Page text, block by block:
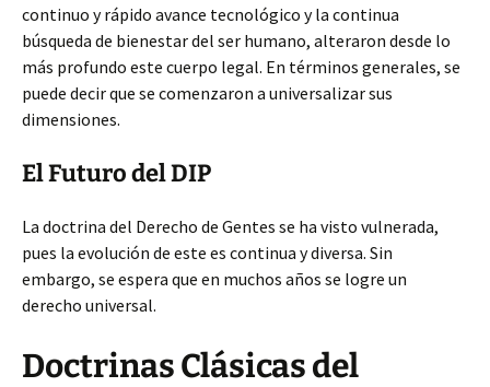
continuo y rápido avance tecnológico y la continua
búsqueda de bienestar del ser humano, alteraron desde lo
más profundo este cuerpo legal. En términos generales, se
puede decir que se comenzaron a universalizar sus
dimensiones.
El Futuro del DIP
La doctrina del Derecho de Gentes se ha visto vulnerada,
pues la evolución de este es continua y diversa. Sin
embargo, se espera que en muchos años se logre un
derecho universal.
Doctrinas Clásicas del